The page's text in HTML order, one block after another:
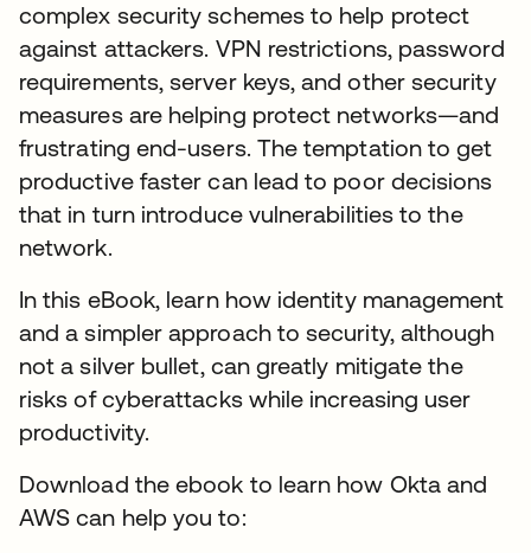
complex security schemes to help protect
against attackers. VPN restrictions, password
requirements, server keys, and other security
measures are helping protect networks—and
frustrating end-users. The temptation to get
productive faster can lead to poor decisions
that in turn introduce vulnerabilities to the
network.
In this eBook, learn how identity management
and a simpler approach to security, although
not a silver bullet, can greatly mitigate the
risks of cyberattacks while increasing user
productivity.
Download the ebook to learn how Okta and
AWS can help you to: